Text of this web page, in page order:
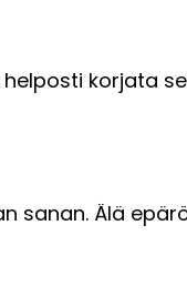
korjata
sanan. Älä